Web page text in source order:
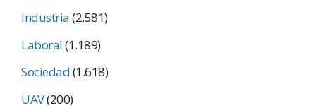
Industria(2.581)
Laboral(1.189)
Sociedad(1.618)
UAV(200)